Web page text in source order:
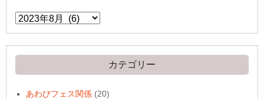
ア
ー
イ
ブ
カテゴリー
あわびフェス関係 (20)